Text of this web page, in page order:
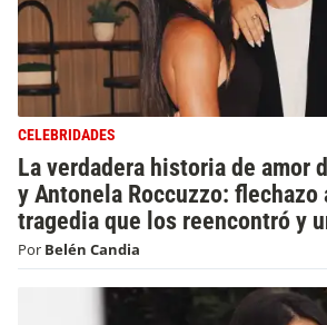
CELEBRIDADES
La verdadera historia de amor
y Antonela Roccuzzo: flechazo
tragedia que los reencontró y
Por Belén Candia